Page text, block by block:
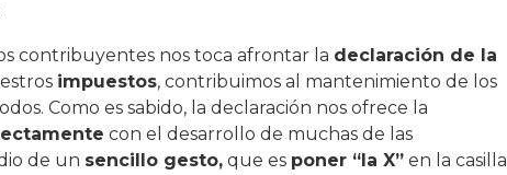
contribuyentes nos toca afrontar la declaración de la
impuestos, contribuimos al mantenimiento de los
Como es sabido, la declaración nos ofrece la
con el desarrollo de muchas de las
de un sencillo gesto, que es poner “la X” en la casilla